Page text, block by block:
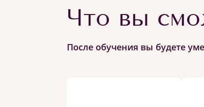
Что вы
После обучения вы будете